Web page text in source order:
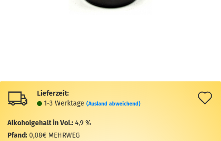
Lieferzeit:
1-3 Werktage (Ausland abweichend)
Alkoholgehalt in Vol.: 4,9 %
Pfand: 0,08€ MEHRWEG